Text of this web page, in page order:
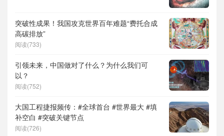
突破性成果！我国攻克世界百年难题“费托合成
高碳排放”
阅读(733)
引领未来，中国做对了什么？为什么我们可
以？
阅读(752)
大国工程捷报频传：#全球首台 #世界最大 #填
补空白 #突破关键节点
阅读(726)